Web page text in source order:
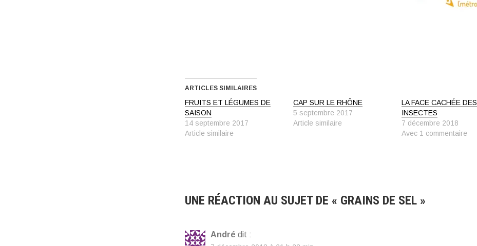
ARTICLES SIMILAIRES
FRUITS ET LÉGUMES DE
SAISON
14 septembre 2017
Article similaire
CAP SUR LE RHÔNE
5 septembre 2017
Article similaire
LA FACE CACHÉE DES
INSECTES
7 décembre 2018
Avec 1 commentaire
UNE RÉACTION AU SUJET DE « GRAINS DE SEL »
André dit :